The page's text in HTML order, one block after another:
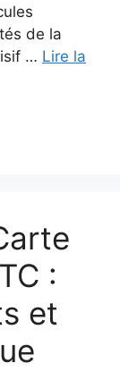
de la
… Lire la
:
et